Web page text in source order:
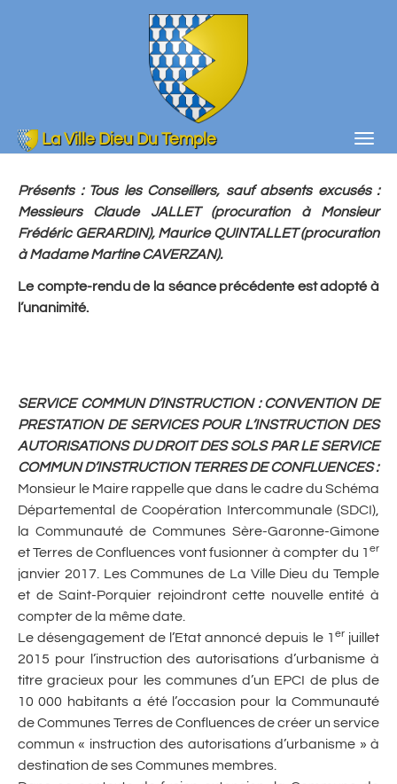
La Ville Dieu Du Temple
Présents : Tous les Conseillers, sauf absents excusés :
Messieurs Claude JALLET (procuration à Monsieur
Frédéric GERARDIN), Maurice QUINTALLET (procuration
à Madame Martine CAVERZAN).
Le compte-rendu de la séance précédente est adopté à
l’unanimité.
SERVICE COMMUN D’INSTRUCTION : CONVENTION DE
PRESTATION DE SERVICES POUR L’INSTRUCTION DES
AUTORISATIONS DU DROIT DES SOLS PAR LE SERVICE
COMMUN D’INSTRUCTION TERRES DE CONFLUENCES :
Monsieur le Maire rappelle que dans le cadre du Schéma
Départemental de Coopération Intercommunale (SDCI),
la Communauté de Communes Sère-Garonne-Gimone
et Terres de Confluences vont fusionner à compter du 1 er
janvier 2017. Les Communes de La Ville Dieu du Temple
et de Saint-Porquier rejoindront cette nouvelle entité à
compter de la même date.
Le désengagement de l’Etat annoncé depuis le 1 er juillet
2015 pour l’instruction des autorisations d’urbanisme à
titre gracieux pour les communes d’un EPCI de plus de
10 000 habitants a été l’occasion pour la Communauté
de Communes Terres de Confluences de créer un service
commun « instruction des autorisations d’urbanisme » à
destination de ses Communes membres.